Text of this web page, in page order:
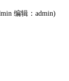
编辑：admin)